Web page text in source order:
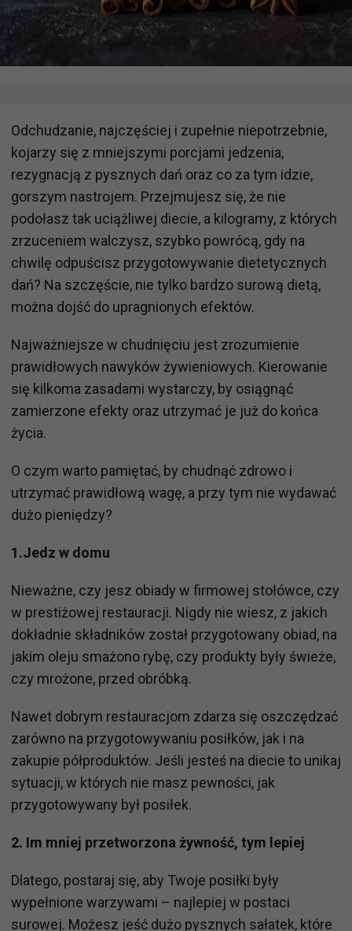
Odchudzanie, najczęściej i zupełnie niepotrzebnie,
kojarzy się z mniejszymi porcjami jedzenia,
rezygnacją z pysznych dań oraz co za tym idzie,
gorszym nastrojem. Przejmujesz się, że nie
podołasz tak uciążliwej diecie, a kilogramy, z których
zrzuceniem walczysz, szybko powrócą, gdy na
chwilę odpuścisz przygotowywanie dietetycznych
dań? Na szczęście, nie tylko bardzo surową dietą,
można dojść do upragnionych efektów.
Najważniejsze w chudnięciu jest zrozumienie
prawidłowych nawyków żywieniowych. Kierowanie
się kilkoma zasadami wystarczy, by osiągnąć
zamierzone efekty oraz utrzymać je już do końca
życia.
O czym warto pamiętać, by chudnąć zdrowo i
utrzymać prawidłową wagę, a przy tym nie wydawać
dużo pieniędzy?
1.Jedz w domu
Nieważne, czy jesz obiady w firmowej stołówce, czy
w prestiżowej restauracji. Nigdy nie wiesz, z jakich
dokładnie składników został przygotowany obiad, na
jakim oleju smażono rybę, czy produkty były świeże,
czy mrożone, przed obróbką.
Nawet dobrym restauracjom zdarza się oszczędzać
zarówno na przygotowywaniu posiłków, jak i na
zakupie półproduktów. Jeśli jesteś na diecie to unikaj
sytuacji, w których nie masz pewności, jak
przygotowywany był posiłek.
2. Im mniej przetworzona żywność, tym lepiej
Dlatego, postaraj się, aby Twoje posiłki były
wypełnione warzywami – najlepiej w postaci
surowej. Możesz jeść dużo pysznych sałatek, które